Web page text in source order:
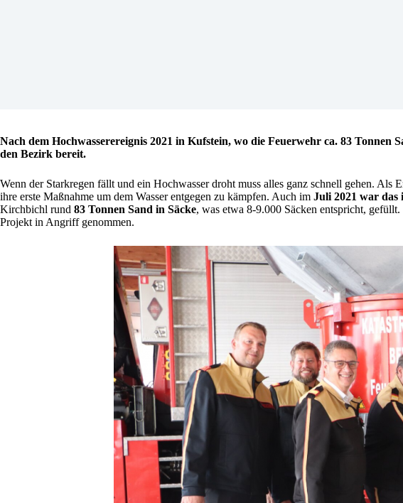
Nach dem Hochwasserereignis 2021 in Kufstein, wo die Feuerwehr ca. 83
den Bezirk bereit.
Wenn der Starkregen fällt und ein Hochwasser droht muss alles ganz schnell gehen.
ihre erste Maßnahme um dem Wasser entgegen zu kämpfen. Auch im Juli 2021 war das
Kirchbichl rund 83 Tonnen Sand in Säcke, was etwa 8-9.000 Säcken entspricht,
Projekt in Angriff genommen.